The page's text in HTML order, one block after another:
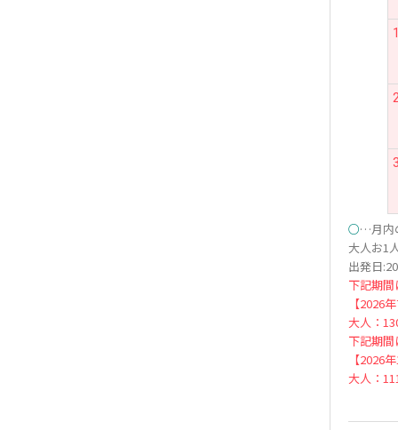
○…月内
大人お1
出発日
下記期
【2026
大人：
下記期
【2026
大人：